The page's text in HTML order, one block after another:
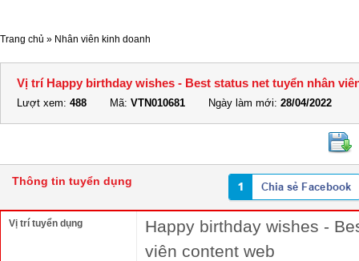
Trang chủ » Nhân viên kinh doanh
Vị trí Happy birthday wishes - Best status net tuyển nhân
Lượt xem: 488 Mã: VTN010681 Ngày làm mới: 28/04/2022
Thông tin tuyển dụng
Vị trí tuyển dụng
Happy birthday wishes -
viên content web